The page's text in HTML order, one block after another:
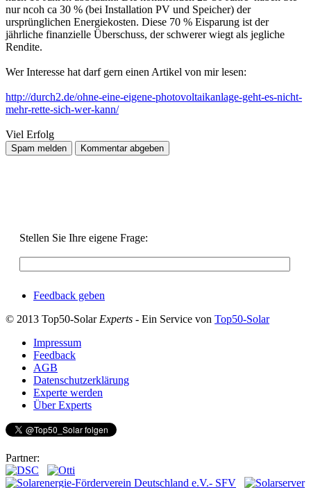
nur ncoh ca 30 % (bei Installation PV und Speicher) der
ursprünglichen Energiekosten. Diese 70 % Eisparung ist der
jährliche finanzielle Überschuss, der schwerer wiegt als jegliche
Rendite.
Wer Interesse hat darf gern einen Artikel von mir lesen:
http://durch2.de/ohne-eine-eigene-photovoltaikanlage-geht-es-nicht-
mehr-rette-sich-wer-kann/
Viel Erfolg
Stellen Sie Ihre eigene Frage:
Feedback geben
© 2013 Top50-Solar Experts - Ein Service von Top50-Solar
Impressum
Feedback
AGB
Datenschutzerklärung
Experte werden
Über Experts
Partner: